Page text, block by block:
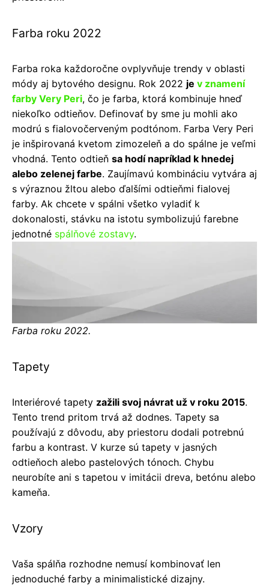
Farba roku 2022
Farba roka každoročne ovplyvňuje trendy v oblasti
módy aj bytového designu. Rok 2022 je v znamení
farby Very Peri, čo je farba, ktorá kombinuje hneď
niekoľko odtieňov. Definovať by sme ju mohli ako
modrú s fialovočerveným podtónom. Farba Very Peri
je inšpirovaná kvetom zimozeleň a do spálne je veľmi
vhodná. Tento odtieň sa hodí napríklad k hnedej
alebo zelenej farbe. Zaujímavú kombináciu vytvára aj
s výraznou žltou alebo ďalšími odtieňmi fialovej
farby. Ak chcete v spálni všetko vyladiť k
dokonalosti, stávku na istotu symbolizujú farebne
jednotné spálňové zostavy.
Farba roku 2022.
Tapety
Interiérové tapety zažili svoj návrat už v roku 2015.
Tento trend pritom trvá až dodnes. Tapety sa
používajú z dôvodu, aby priestoru dodali potrebnú
farbu a kontrast. V kurze sú tapety v jasných
odtieňoch alebo pastelových tónoch. Chybu
neurobíte ani s tapetou v imitácii dreva, betónu alebo
kameňa.
Vzory
Vaša spálňa rozhodne nemusí kombinovať len
jednoduché farby a minimalistické dizajny.